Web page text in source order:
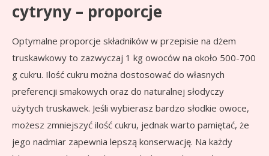
cytryny – proporcje
Optymalne proporcje składników w przepisie na dżem
truskawkowy to zazwyczaj 1 kg owoców na około 500-700
g cukru. Ilość cukru można dostosować do własnych
preferencji smakowych oraz do naturalnej słodyczy
użytych truskawek. Jeśli wybierasz bardzo słodkie owoce,
możesz zmniejszyć ilość cukru, jednak warto pamiętać, że
jego nadmiar zapewnia lepszą konserwację. Na każdy